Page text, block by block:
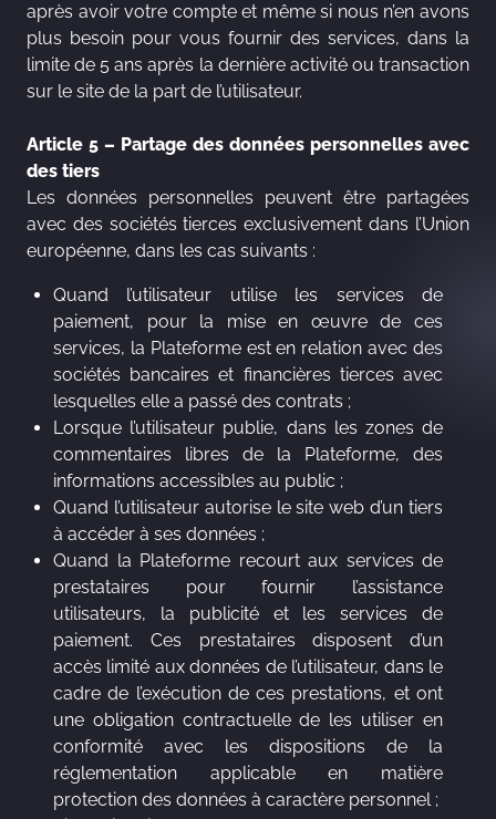
après avoir votre compte et même si nous n’en avons
plus besoin pour vous fournir des services, dans la
limite de 5 ans après la dernière activité ou transaction
sur le site de la part de l’utilisateur.
Article 5 – Partage des données personnelles avec
des tiers
Les données personnelles peuvent être partagées
avec des sociétés tierces exclusivement dans l’Union
européenne, dans les cas suivants :
Quand l’utilisateur utilise les services de
paiement, pour la mise en œuvre de ces
services, la Plateforme est en relation avec des
sociétés bancaires et financières tierces avec
lesquelles elle a passé des contrats ;
Lorsque l’utilisateur publie, dans les zones de
commentaires libres de la Plateforme, des
informations accessibles au public ;
Quand l’utilisateur autorise le site web d’un tiers
à accéder à ses données ;
Quand la Plateforme recourt aux services de
prestataires pour fournir l’assistance
utilisateurs, la publicité et les services de
paiement. Ces prestataires disposent d’un
accès limité aux données de l’utilisateur, dans le
cadre de l’exécution de ces prestations, et ont
une obligation contractuelle de les utiliser en
conformité avec les dispositions de la
réglementation applicable en matière
protection des données à caractère personnel ;